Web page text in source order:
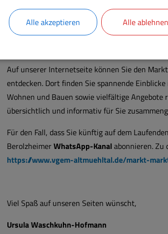
Bei uns treffen Tradition und Gemeinschaft
Einkaufsmöglichkeiten und medizinische
ich allen Bürgern, Ehrenamtlichen, unseren
Auf unserer Internetseite können Sie den
entdecken. Dort finden Sie spannende
Wohnen und Bauen sowie vielfältige
übersichtlich und informativ für Sie
Für den Fall, dass Sie künftig auf dem
BerolzheimerWhatsApp-Kanalabonnieren. Zu
https://www.vgem-altmuehltal.de/markt-
Viel Spaß auf unseren Seiten wünscht,
Ursula Waschkuhn-Hofmann
Alle akzeptieren Alle ablehnen